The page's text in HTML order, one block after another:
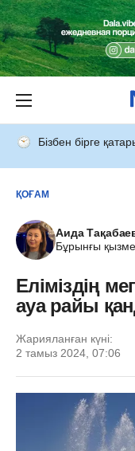
Бізбен бірге
ҚОҒАМ
Аида
Бұрынғы
Еліміздің
ауа райы
Жарияланған күні:
2 тамыз 2024, 07:06